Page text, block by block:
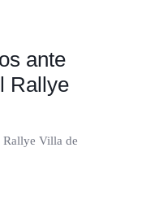
ante
Rallye
Rallye Villa de